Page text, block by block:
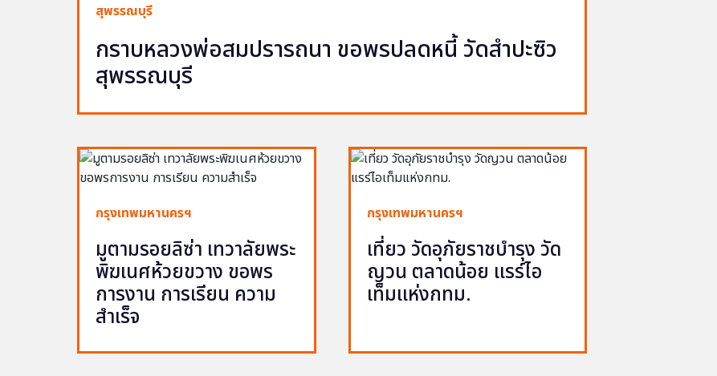
สุพรรณบุรี
กราบหลวงพ่อสมปรารถนา ขอพรปลดหนี้ วัดสำปะซิว
สุพรรณบุรี
กรุงเทพมหานครฯ
มูตามรอยลิซ่า เทวาลัยพระ
พิฆเนศห้วยขวาง ขอพร
การงาน การเรียน ความ
สำเร็จ
กรุงเทพมหานครฯ
เที่ยว วัดอุภัยราชบำรุง วัด
ญวน ตลาดน้อย แรร์ไอ
เท็มแห่งกทม.